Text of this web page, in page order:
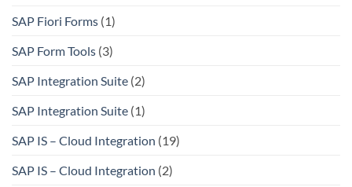
SAP Fiori Forms (1)
SAP Form Tools (3)
SAP Integration Suite (2)
SAP Integration Suite (1)
SAP IS – Cloud Integration (19)
SAP IS – Cloud Integration (2)